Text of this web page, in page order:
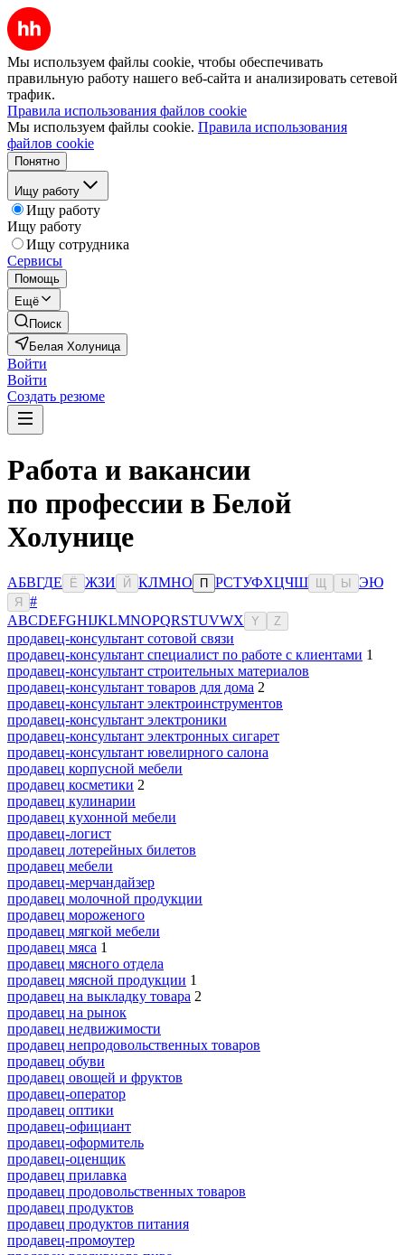
Мы используем файлы cookie, чтобы обеспечивать
правильную работу нашего веб-сайта и анализировать сетевой
трафик.
Правила использования файлов cookie
Мы используем файлы cookie. Правила использования
файлов cookie
Понятно
Ищу работу
Ищу работу
Ищу работу
Ищу сотрудника
Сервисы
Помощь
Ещё
Поиск
Белая Холуница
Войти
Войти
Создать резюме
Работа и вакансии
по профессии в Белой
Холунице
АБВГДЕ Ё ЖЗИ Й КЛМНО П РСТУФХЦЧШ Ы ЭЮ
Я
#
ABCDEFGHIJKLMNOPQRSTUVWX Y Z
продавец-консультант сотовой связи
продавец-консультант специалист по работе с клиентами 1
продавец-консультант строительных материалов
продавец-консультант товаров для дома 2
продавец-консультант электроинструментов
продавец-консультант электроники
продавец-консультант электронных сигарет
продавец-консультант ювелирного салона
продавец корпусной мебели
продавец косметики 2
продавец кулинарии
продавец кухонной мебели
продавец-логист
продавец лотерейных билетов
продавец мебели
продавец-мерчандайзер
продавец молочной продукции
продавец мороженого
продавец мягкой мебели
продавец мяса 1
продавец мясного отдела
продавец мясной продукции 1
продавец на выкладку товара 2
продавец на рынок
продавец недвижимости
продавец непродовольственных товаров
продавец обуви
продавец овощей и фруктов
продавец-оператор
продавец оптики
продавец-официант
продавец-оформитель
продавец-оценщик
продавец прилавка
продавец продовольственных товаров
продавец продуктов
продавец продуктов питания
продавец-промоутер